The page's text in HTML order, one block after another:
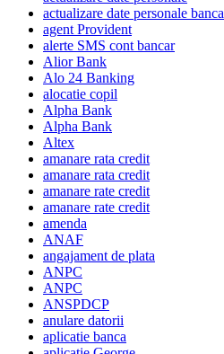
actualizare date personale banca
agent Provident
alerte SMS cont bancar
Alior Bank
Alo 24 Banking
alocatie copil
Alpha Bank
Alpha Bank
Altex
amanare rata credit
amanare rata credit
amanare rate credit
amanare rate credit
amenda
ANAF
angajament de plata
ANPC
ANPC
ANSPDCP
anulare datorii
aplicatie banca